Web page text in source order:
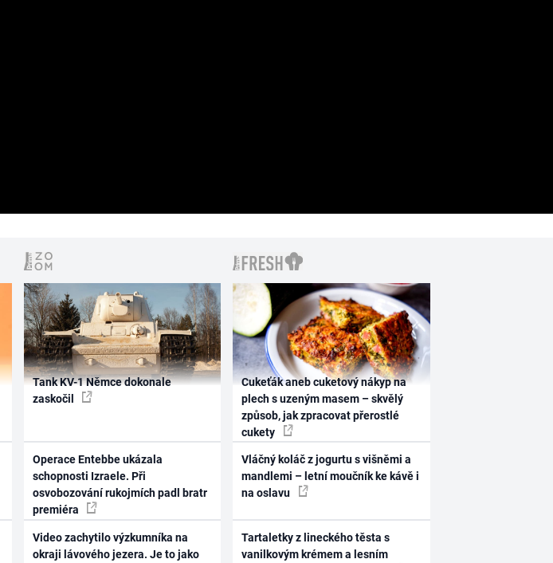
Tank KV-1 Němce dokonale
zaskočil
Operace Entebbe ukázala
schopnosti Izraele. Při
osvobozování rukojmích padl bratr
premiéra
Video zachytilo výzkumníka na
okraji lávového jezera. Je to jako
Cukeťák aneb cuketový nákyp na
plech s uzeným masem – skvělý
způsob, jak zpracovat přerostlé
cukety
Vláčný koláč z jogurtu s višněmi a
mandlemi – letní moučník ke kávě i
na oslavu
Tartaletky z lineckého těsta s
vanilkovým krémem a lesním